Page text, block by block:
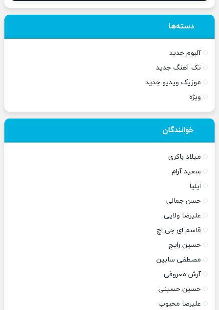
دسته‌ها
آلبوم جدید
تک آهنگ جدید
موزیک ویدیو جدید
ویژه
خوانندگان
میلاد باکری
سعید آرام
ایلیا
حسن جمالی
علیرضا ولایی
قاسم ای جی اچ
حسین رایج
مصطفی سابین
آرش معروفی
حسین حسینی
علیرضا محبوب